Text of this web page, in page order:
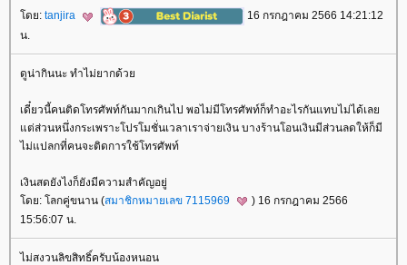
ดย: tanjira
16 กรกฎาคม 2566 14:21:12
น.
ดูน่ากินนะ ทำไม่ยากด้ว
เดี๋ยวนี้คนติดโทรศัพท์กันมากเกินไป พอไม่มีโทรศัพท์ก็ทำอะไรกันแทบไม่ได้เล
ต่ส่วนหนึ่งกระเพราะโปรโมชั่นเวลาเราจ่ายเงิน บางร้านโอนเงินมีส่วนลดให้ก็มี
ไม่แปลกที่คนจะติดการใช้โทรศัพท์
เงินสดยังไงก็ยังมีความสำคัญอยู่
ดย: โลกคู่ขนาน (สมาชิกหมายเลข 7115969
) 16 กรกฎาคม 2566
15:56:07 น.
ไม่สงวนลิขสิทธิ์ครับน้องหนอน